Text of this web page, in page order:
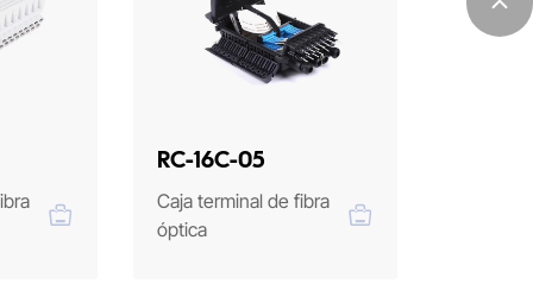
RC-16C-05
Caja terminal de fibra
óptica